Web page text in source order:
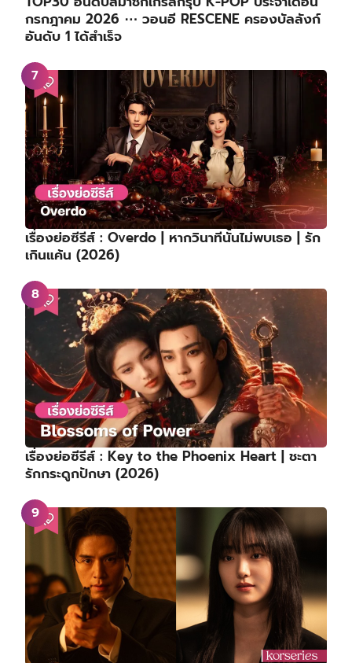
กรกฎาคม 2026 ⋯ วอนอี RESCENE ครองบัลลังก์
อันดับ 1 ได้สำเร็จ
เรื่องย่อซีรีส์ : Overdo | หากวินาทีนั้นไม่พบเธอ | รัก
เกินแค้น (2026)
เรื่องย่อซีรีส์ : Key to the Phoenix Heart | ชะตา
รักกระดูกปักษา (2026)